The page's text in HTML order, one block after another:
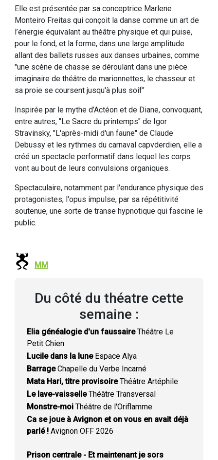
Elle est présentée par sa conceptrice Marlene
Monteiro Freitas qui conçoit la danse comme un art de
l’énergie équivalant au théâtre physique et qui puise,
pour le fond, et la forme, dans une large amplitude
allant des ballets russes aux danses urbaines, comme
"une scène de chasse se déroulant dans une pièce
imaginaire de théâtre de marionnettes, le chasseur et
sa proie se coursent jusqu'à plus soif"
Inspirée par le mythe d’Actéon et de Diane, convoquant,
entre autres, "Le Sacre du printemps" de Igor
Stravinsky, "L'après-midi d'un faune" de Claude
Debussy et les rythmes du carnaval capvderdien, elle a
créé un spectacle performatif dans lequel les corps
vont au bout de leurs convulsions organiques.
Spectaculaire, notamment par l'endurance physique des
protagonistes, l'opus impulse, par sa répétitivité
soutenue, une sorte de transe hypnotique qui fascine le
public.
MM
Du côté du théatre cette
semaine :
Elia généalogie d'un faussaireThéâtre Le
Petit Chien
Lucile dans la luneEspace Alya
BarrageChapelle du Verbe Incarné
Mata Hari, titre provisoireThéâtre Artéphile
Le lave-vaisselleThéâtre Transversal
Monstre-moi Théâtre de l'Oriflamme
Ca se joue à Avignon et on vous en avait déjà
parlé ! Avignon OFF 2026
Prison centrale - Et maintenant je sors